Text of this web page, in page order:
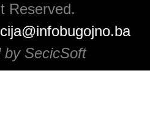
Reserved.
by SecicSoft